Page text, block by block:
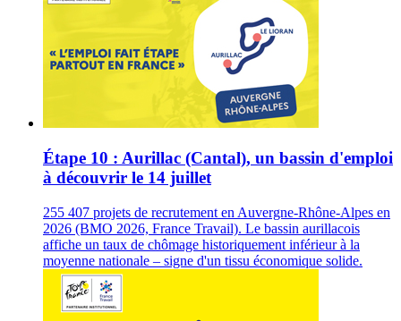
Étape 10 : Aurillac (Cantal), un bassin d'emploi
à découvrir le 14 juillet
255 407 projets de recrutement en Auvergne-Rhône-Alpes en
2026 (BMO 2026, France Travail). Le bassin aurillacois
affiche un taux de chômage historiquement inférieur à la
moyenne nationale – signe d'un tissu économique solide.